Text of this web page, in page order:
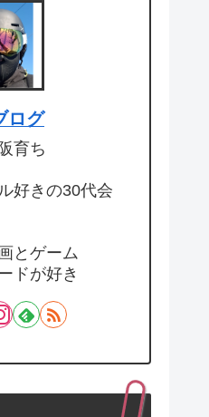
ログ
育ち
好きの30代会
とゲーム
ドが好き